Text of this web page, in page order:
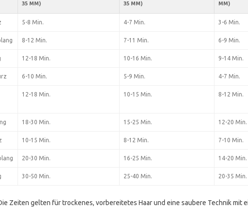
35 MM)
35 MM)
MM)
5-8 Min. 4-7 Min. 3-6 Min.
8-12 Min. 7-11 Min. 6-9 Min.
12-18 Min. 10-16 Min. 9-14 Min.
6-10 Min. 5-9 Min. 4-7 Min.
12-18 Min. 10-15 Min. 8-12 Min.
18-30 Min. 15-25 Min. 12-20 Min.
10-15 Min. 8-12 Min. 7-10 Min.
20-30 Min. 16-25 Min. 14-20 Min.
30-50 Min. 25-40 Min. 20-35 Min.
Zeiten gelten für trockenes, vorbereitetes Haar und eine saubere Technik mit